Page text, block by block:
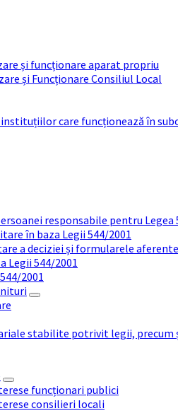
și funcționare aparat propriu
și Funcționare Consiliul Local
care funcționează în
responsabile pentru Legea
în baza Legii 544/2001
a deciziei și formularele
Legii 544/2001
2001
stabilite potrivit legii, precum
funcționari publici
consilieri locali